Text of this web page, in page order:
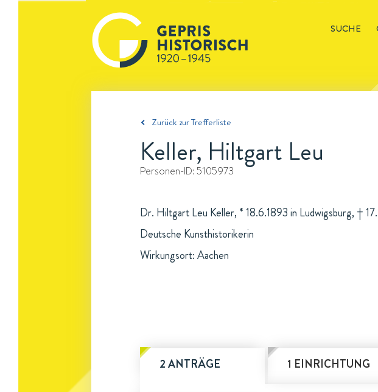
SUCHE
Zurück zur Trefferliste
Keller, Hiltgart Leu
Personen-ID: 5105973
Dr. Hiltgart Leu Keller, * 18.6.1893 in Ludwigsburg, †
Deutsche Kunsthistorikerin
Wirkungsort: Aachen
2 ANTRÄGE 1 EINRICHTUNG